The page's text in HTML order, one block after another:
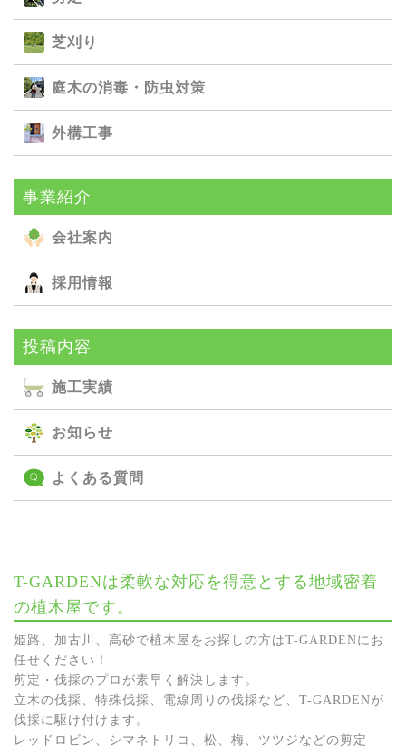
芝刈り
庭⽊の消毒・防⾍対策
外構⼯事
事業紹介
会社案内
採用情報
投稿内容
施⼯実績
お知らせ
よくある質問
T-GARDENは柔軟な対応を得意とする地域密着
の植木屋です。
姫路、加古川、高砂で植木屋をお探しの方はT-GARDENにお
任せください！
剪定・伐採のプロが素早く解決します。
立木の伐採、特殊伐採、電線周りの伐採など、T-GARDENが
伐採に駆け付けます。
レッドロビン、シマネトリコ、松、梅、ツツジなどの剪定